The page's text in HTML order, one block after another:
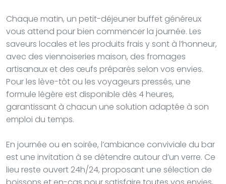
Chaque matin, un petit-déjeuner buffet généreux
vous attend pour bien commencer la journée. Les
saveurs locales et les produits frais y sont à l’honneur,
avec des viennoiseries maison, des fromages
artisanaux et des œufs préparés selon vos envies.
Pour les lève-tôt ou les voyageurs pressés, une
formule légère est disponible dès 4 heures,
garantissant à chacun une solution adaptée à son
emploi du temps.
En journée ou en soirée, l’ambiance conviviale du bar
est une invitation à se détendre autour d’un verre. Ce
lieu reste ouvert 24h/24, proposant une sélection de